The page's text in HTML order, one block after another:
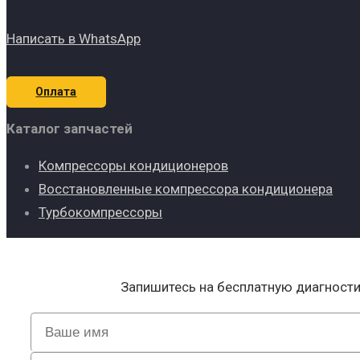
Написать в WhatsApp
Оплата
Каталог запчастей
Компрессоры кондиционеров
Восстановленные компрессора кондиционера
Турбокомпрессоры
Запишитесь на бесплатную